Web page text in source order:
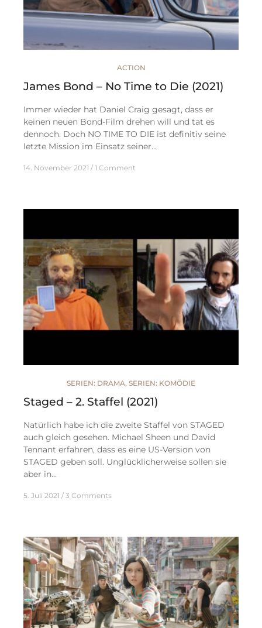
ACTION
James Bond – No Time to Die (2021)
Immer wieder hat Daniel Craig gesagt, dass er
keinen neuen Bond-Film drehen will und tat es
dennoch. Doch NO TIME TO DIE ist definitiv seine
letzte Mission im Einsatz seiner…
14. November 2021 1 Comment
SERIEN: DRAMA, SERIEN: KOMÖDIE
Staged – 2. Staffel (2021)
Natürlich habe ich die zweite Staffel von STAGED
auch gleich gesehen. Michael Sheen und David
Tennant erfahren, dass es eine US-Version von
STAGED geben soll. Unglücklicherweise sollen sie
aber in…
5. Juli 2021 3 Comments